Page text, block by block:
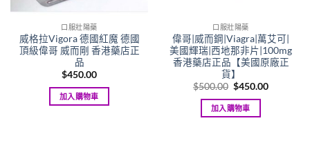
口服壯陽藥
威格拉Vigora 德國紅魔 德國
頂級偉哥 威而剛 香港藥店正
品
$450.00
加入購物車
口服壯陽藥
偉哥|威而鋼|Viagra|萬艾可|
美國輝瑞|西地那非片|100mg
香港藥店正品【美國原廠正
貨】
$500.00 Original
was:
$500.00.
$450.00Current
加入購物車